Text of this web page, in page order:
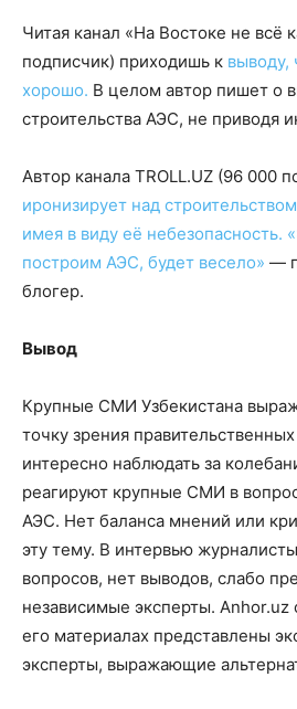
Читая канал «На Востоке не всё
подписчик) приходишь к выводу,
хорошо. В целом автор пишет о
строительства АЭС, не приводя
Автор канала TROLL.UZ (96 000
иронизирует над
имея в виду её небезопасность.
построим АЭС, будет весело» —
блогер.
Вывод
Крупные СМИ Узбекистана
точку зрения
интересно наблюдать за
реагируют крупные СМИ в
АЭС. Нет баланса мнений или
эту тему. В интервью
вопросов, нет выводов, слабо
независимые эксперты. Anhor.uz
его материалах представлены
эксперты, выражающие